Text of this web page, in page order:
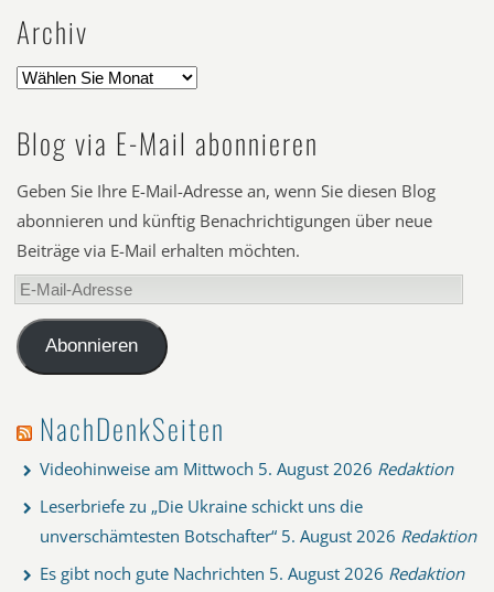
Archiv
Blog via E-Mail abonnieren
Geben Sie Ihre E-Mail-Adresse an, wenn Sie diesen Blog
abonnieren und künftig Benachrichtigungen über neue
Beiträge via E-Mail erhalten möchten.
E-
Mail-
AdresseAbonnieren
NachDenkSeiten
Videohinweise am Mittwoch 5. August 2026 Redaktion
Leserbriefe zu „Die Ukraine schickt uns die
unverschämtesten Botschafter“ 5. August 2026 Redaktion
Es gibt noch gute Nachrichten 5. August 2026 Redaktion